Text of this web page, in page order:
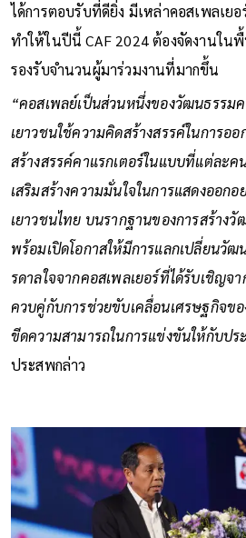
ได้การตอบรับที่ดียิ่ง มีเหล่าคอสเพลเย
ทำให้ในปีนี้ CAF 2024 ต้องจัดงานใ
รองรับจำนวนผู้มาร่วมงานที่มากขึ้น
“คอสเพลย์เป็นส่วนหนึ่งของวัฒนธรรม
เยาวชนใช้ความคิดสร้างสรรค์ในการอ
สร้างสรรค์คาแรกเตอร์ในแบบที่แต่ละค
เสริมสร้างความมั่นใจในการแสดงออกอ
เยาวชนไทย บนรากฐานของการสร้าง
พร้อมเปิดโอกาสให้มีการแลกเปลี่ยนวัฒ
รดาลใจจากคอสเพลเยอร์ที่ได้รับเชิญจ
ควบคู่กับการช่วยขับเคลื่อนเศรษฐกิจข
ขีดความสามารถในการแข่งขันให้กับปร
ประสพกล่าว